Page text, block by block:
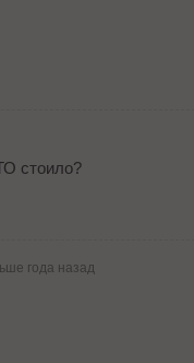
стоило?
года назад